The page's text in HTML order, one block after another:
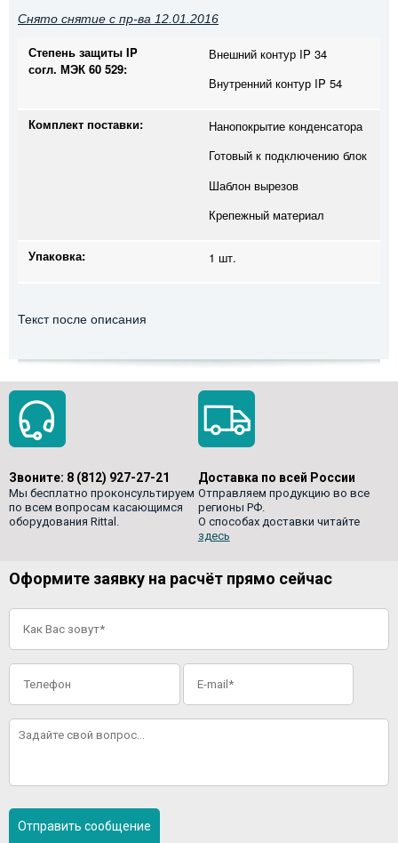
Снято снятие с пр-ва 12.01.2016
Степень защиты IP
согл. МЭК 60 529:
Внешний контур IP 34
Внутренний контур IP 54
Комплект поставки:
Нанопокрытие конденсатора
Готовый к подключению блок
Шаблон вырезов
Крепежный материал
Упаковка: 1 шт.
Текст после описания
Звоните: 8 (812) 927-27-21
Мы бесплатно проконсультируем
по всем вопросам касающимся
оборудования Rittal.
Доставка по всей России
Отправляем продукцию во все
регионы РФ.
О способах доставки читайте
здесь
Оформите заявку на расчёт прямо сейчас